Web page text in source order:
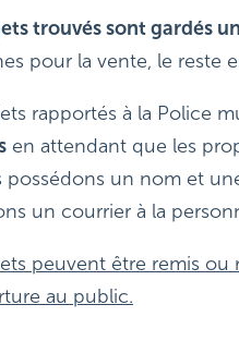
trouvés sont gardés
pour la vente, le reste
rapportés à la Police
en attendant que les
possédons un nom et
un courrier à la
peuvent être remis
au public.